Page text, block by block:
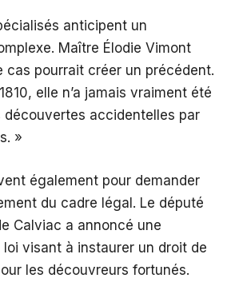
anticipent un
Maître Élodie Vimont
cas pourrait créer un précédent.
elle n’a jamais vraiment été
découvertes accidentelles par
»
également pour demander
du cadre légal. Le député
Calviac a annoncé une
visant à instaurer un droit de
les découvreurs fortunés.